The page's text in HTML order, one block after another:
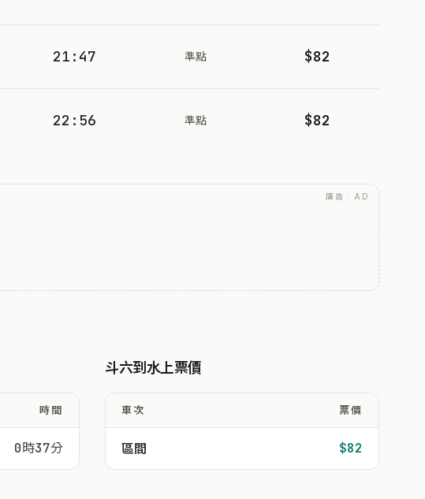
21:47 準點 $82
22:56 準點 $82
廣告 · AD
時間
0時37分
斗六到水上票價
車次 票價
區間 $82